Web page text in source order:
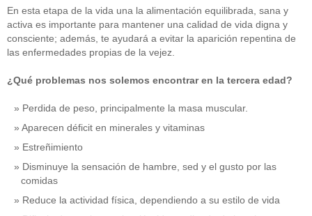
En esta etapa de la vida una la alimentación equilibrada, sana y
activa es importante para mantener una calidad de vida digna y
consciente; además, te ayudará a evitar la aparición repentina de
las enfermedades propias de la vejez.
¿Qué problemas nos solemos encontrar en la tercera edad?
Perdida de peso, principalmente la masa muscular.
Aparecen déficit en minerales y vitaminas
Estreñimiento
Disminuye la sensación de hambre, sed y el gusto por las
comidas
Reduce la actividad física, dependiendo a su estilo de vida